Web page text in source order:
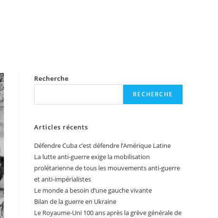
Recherche
RECHERCHE
Articles récents
Défendre Cuba c’est défendre l’Amérique Latine
La lutte anti-guerre exige la mobilisation
prolétarienne de tous les mouvements anti-guerre
et anti-impérialistes
Le monde a besoin d’une gauche vivante
Bilan de la guerre en Ukraine
Le Royaume-Uni 100 ans après la grève générale de